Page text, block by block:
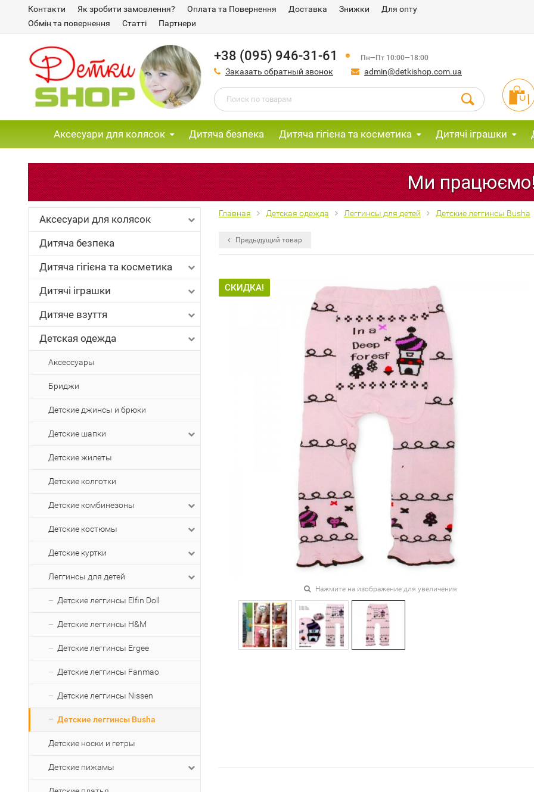
Контакти Як зробити замовлення? Оплата та Повернення Доставка Знижки
Для опту
Обмін та повернення
Статті Партнери
+38 (095) 946-31-61 Пн—Пт 10:00—18:00
Заказать обратный звонок admin@detkishop.com.ua
Аксесуари для колясок Дитяча безпека Дитяча гігієна та косметика Дитячі іграшки
Ми працюємо!
Аксесуари для колясок
Дитяча безпека
Дитяча гігієна та косметика
Дитячі іграшки
Дитяче взуття
Детская одежда
Аксессуары
Бриджи
Детские джинсы и брюки
Детские шапки
Детские жилеты
Детские колготки
Детские комбинезоны
Детские костюмы
Детские куртки
Леггинсы для детей
Детские леггинсы Elfin Doll
Детские леггинсы H&M
Детские леггинсы Ergee
Детские леггинсы Fanmao
Детские леггинсы Nissen
Детские леггинсы Busha
Детские носки и гетры
Детские пижамы
Главная Детская одежда Леггинсы для детей Детские леггинсы Busha
Предыдущий товар
СКИДКА!
Нажмите на изображение для увеличения